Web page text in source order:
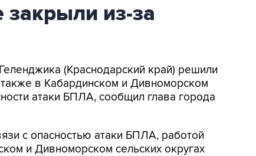
из-за
(Краснодарский край) решили
в Кабардинском и Дивноморском
атаки БПЛА, сообщил глава города
с опасностью атаки БПЛА, работой
и Дивноморском сельских округах